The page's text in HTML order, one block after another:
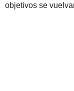
objetivos se